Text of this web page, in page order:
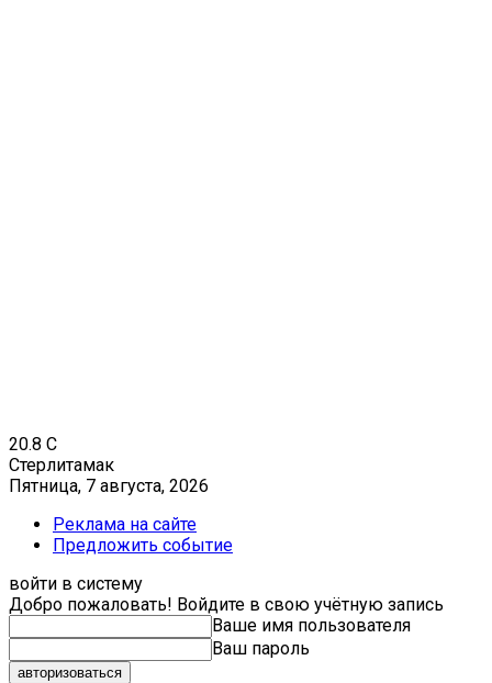
20.8 C
Стерлитамак
Пятница, 7 августа, 2026
Реклама на сайте
Предложить событие
войти в систему
Добро пожаловать! Войдите в свою учётную запись
Ваше имя пользователя
Ваш пароль